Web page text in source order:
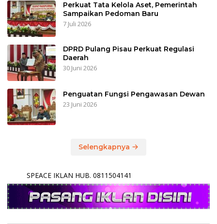
Perkuat Tata Kelola Aset, Pemerintah
Sampaikan Pedoman Baru
7 Juli 2026
DPRD Pulang Pisau Perkuat Regulasi
Daerah
30 Juni 2026
Penguatan Fungsi Pengawasan Dewan
23 Juni 2026
Selengkapnya
SPEACE IKLAN HUB. 0811504141